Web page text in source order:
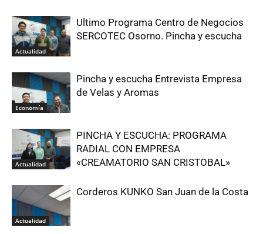
Actualidad
Ultimo Programa Centro de Negocios
SERCOTEC Osorno. Pincha y escucha
Economía
Pincha y escucha Entrevista Empresa
de Velas y Aromas
Actualidad
PINCHA Y ESCUCHA: PROGRAMA
RADIAL CON EMPRESA
«CREAMATORIO SAN CRISTOBAL»
Actualidad
Corderos KUNKO San Juan de la Costa